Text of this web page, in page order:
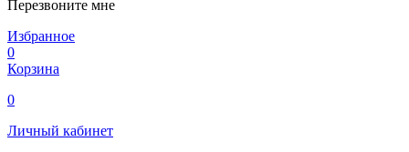
Перезвоните мне
Избранное
0
Корзина
0
Личный кабинет